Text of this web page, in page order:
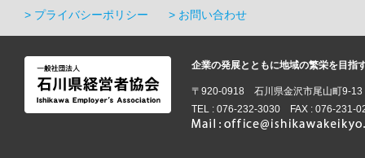
プライバシーポリシー お問い合わせ
企業の発展とともに地域の繁栄を目指
〒920-0918 石川県金沢市尾山町9-13
TEL : 076-232-3030 FAX : 076-231-